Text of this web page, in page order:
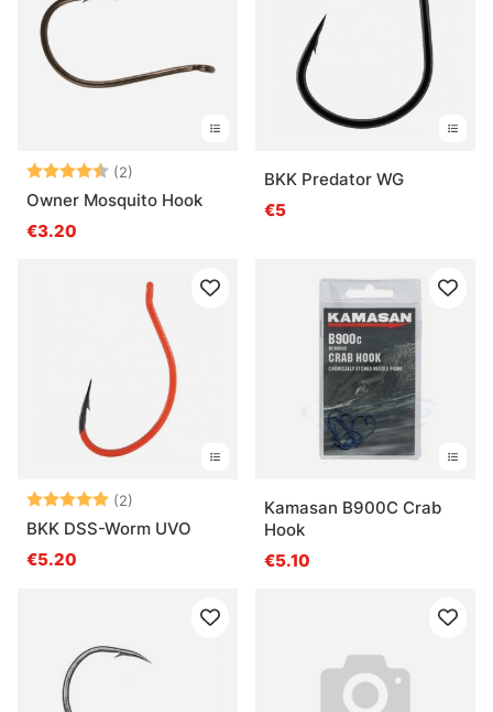
Bewertung:(2)
4.5 von 5 Sternen
Owner Mosquito Hook
€3.20
BKK Predator WG
€5
Bewertung:(2)
5.0 von 5 Sternen
BKK DSS-Worm UVO
€5.20
Kamasan B900C Crab
Hook
€5.10